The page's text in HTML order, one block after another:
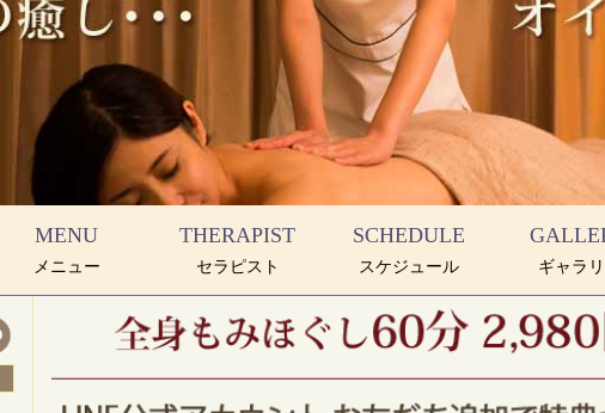
MENU
メニュー
THERAPIST
セラピスト
SCHEDULE
スケジュール ギャラ